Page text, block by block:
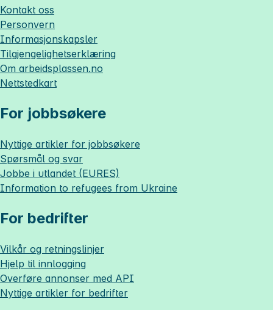
Kontakt oss
Personvern
Informasjonskapsler
Tilgjengelighetserklæring
Om arbeidsplassen.no
Nettstedkart
For jobbsøkere
Nyttige artikler for jobbsøkere
Spørsmål og svar
Jobbe i utlandet (EURES)
Information to refugees from Ukraine
For bedrifter
Vilkår og retningslinjer
Hjelp til innlogging
Overføre annonser med API
Nyttige artikler for bedrifter